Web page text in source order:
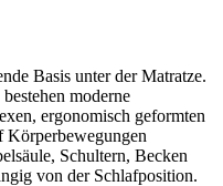
Basis unter der Matratze.
moderne
ergonomisch geformten
Körperbewegungen
Schultern, Becken
von der Schlafposition.